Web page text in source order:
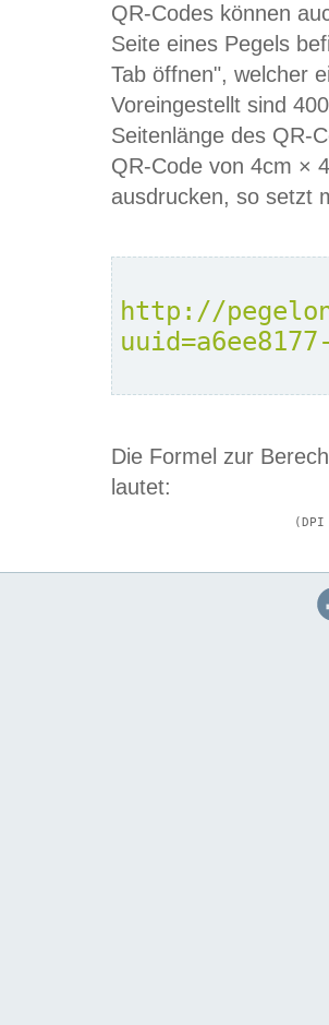
QR-Codes können
Seite eines Pegels
Tab öffnen", welcher
Voreingestellt sind
Seitenlänge des QR-
QR-Code von 4cm ×
ausdrucken, so setzt
http://
Die Formel zur
lautet: